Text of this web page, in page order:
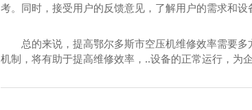
考。同时，接受用户的反馈意见，了解用户的需求和
总的来说，提高鄂尔多斯市空压机维修效率需要
机制，将有助于提高维修效率，..设备的正常运行，为